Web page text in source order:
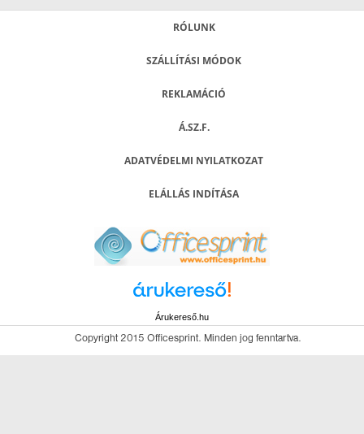
RÓLUNK
SZÁLLÍTÁSI MÓDOK
REKLAMÁCIÓ
Á.SZ.F.
ADATVÉDELMI NYILATKOZAT
ELÁLLÁS INDÍTÁSA
Árukereső.hu
Copyright 2015 Officesprint. Minden jog fenntartva.